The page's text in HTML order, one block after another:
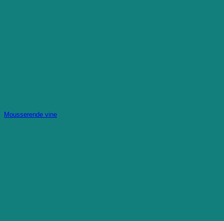
Mousserende vine